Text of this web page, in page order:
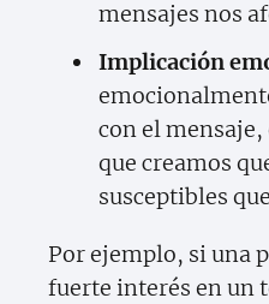
mensajes nos
Implicación
con el
que creamos
susceptibles
Por ejemplo, si una
fuerte interés en un